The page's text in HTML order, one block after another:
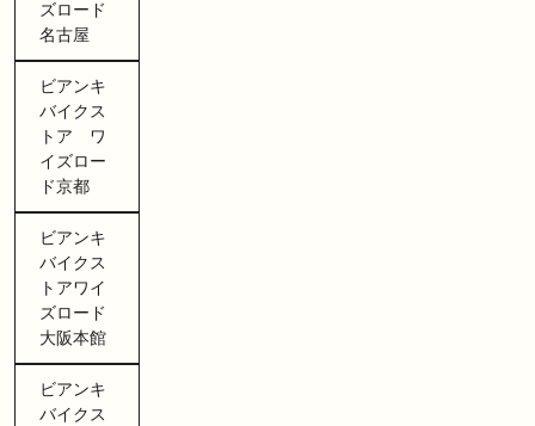
ズロード
名古屋
ビアンキ
バイクス
トア ワ
イズロー
ド京都
ビアンキ
バイクス
トアワイ
ズロード
大阪本館
ビアンキ
バイクス